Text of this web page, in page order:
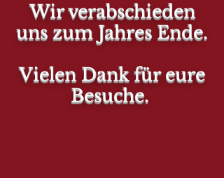
Wir verabschieden
uns zum Jahres Ende.
Vielen Dank für eure
Besuche.